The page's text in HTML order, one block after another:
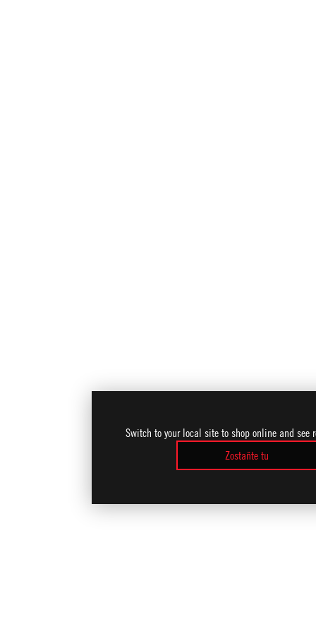
Switch to your local site to shop online and see
Zostaňte tu